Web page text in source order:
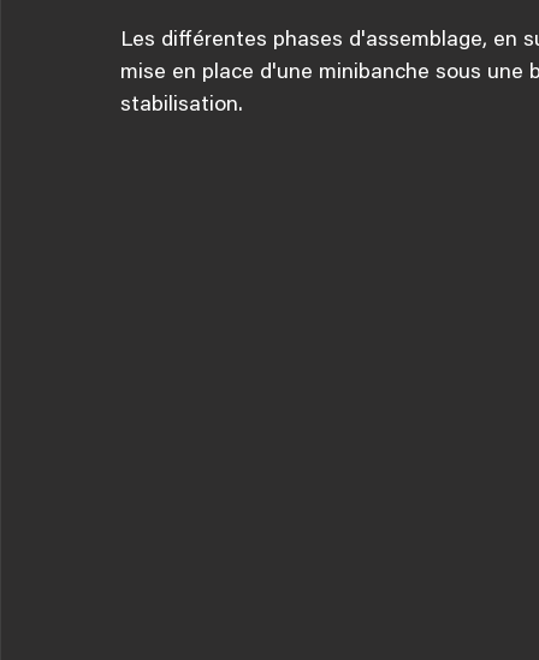
Les différentes phases d'assemblage, en
mise en place d'une minibanche sous
stabilisation.